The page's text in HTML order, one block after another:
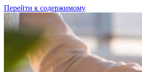
Перейти к содержимому